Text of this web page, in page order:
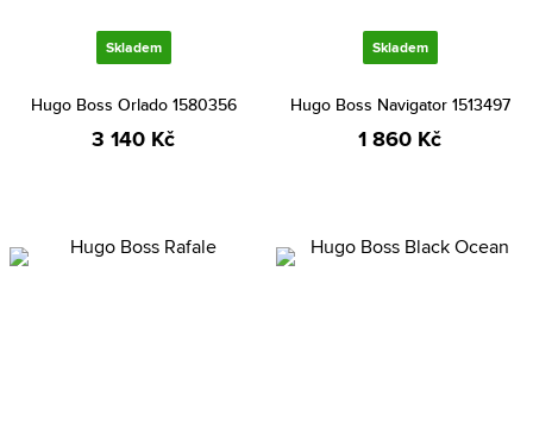
Skladem
Hugo Boss Orlado 1580356
3 140 Kč
Skladem
Hugo Boss Navigator 1513497
1 860 Kč